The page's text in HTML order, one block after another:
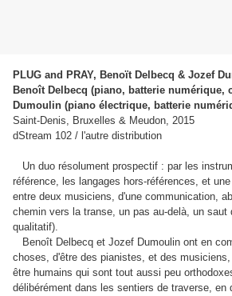
PLUG and PRAY, Benoït Delbecq & Jozef
Benoît Delbecq (piano, batterie numérique,
Dumoulin (piano électrique, batterie
Saint-Denis, Bruxelles & Meudon, 2015
dStream 102 / l'autre distribution
Un duo résolument prospectif : par les
référence, les langages hors-références, et
entre deux musiciens, d'une communication,
chemin vers la transe, un pas au-delà, un saut
qualitatif).
Benoît Delbecq et Jozef Dumoulin ont en
choses, d'être des pianistes, et des
être humains qui sont tout aussi peu
délibérément dans les sentiers de traverse, en